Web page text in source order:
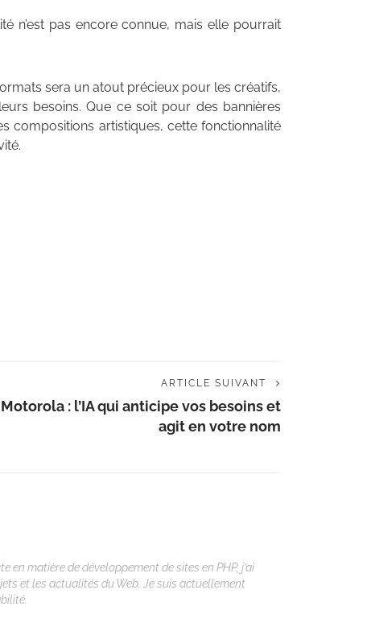
n’est pas encore connue, mais elle pourrait
sera un atout précieux pour les créatifs,
besoins. Que ce soit pour des bannières
compositions artistiques, cette fonctionnalité
ARTICLE SUIVANT
Motorola : l’IA qui anticipe vos besoins et
agit en votre nom
en matière de développement de sites en PHP, j’ai
et les actualités du Web. Je suis actuellement